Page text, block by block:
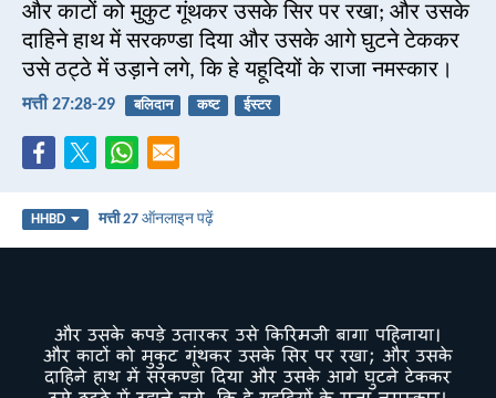
और काटों को मुकुट गूंथकर उसके सिर पर रखा; और उसके
दाहिने हाथ में सरकण्डा दिया और उसके आगे घुटने टेककर
उसे ठट्ठे में उड़ाने लगे, कि हे यहूदियों के राजा नमस्कार।
मत्ती 27:28-29 बलिदान कष्ट ईस्टर
HHBD मत्ती 27 ऑनलाइन पढ़ें